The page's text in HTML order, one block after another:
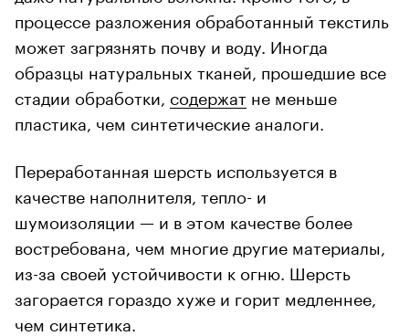
процессе разложения обработанный текстиль
может загрязнять почву и воду. Иногда
образцы натуральных тканей, прошедшие все
стадии обработки, содержат не меньше
пластика, чем синтетические аналоги.
Переработанная шерсть используется в
качестве наполнителя, тепло- и
шумоизоляции — и в этом качестве более
востребована, чем многие другие материалы,
из-за своей устойчивости к огню. Шерсть
загорается гораздо хуже и горит медленнее,
чем синтетика.